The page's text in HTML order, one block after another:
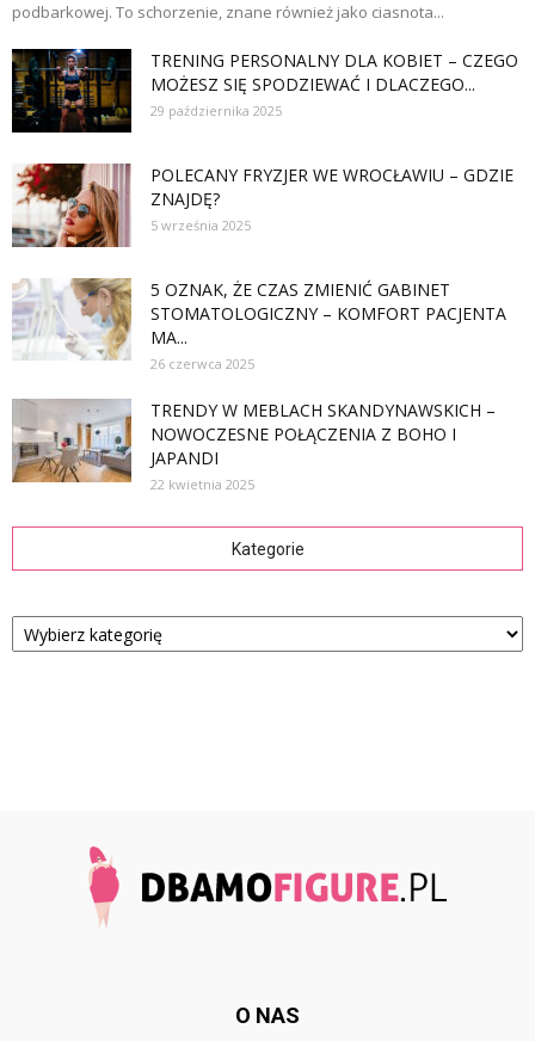
podbarkowej. To schorzenie, znane również jako ciasnota...
TRENING PERSONALNY DLA KOBIET – CZEGO
MOŻESZ SIĘ SPODZIEWAĆ I DLACZEGO...
29 października 2025
POLECANY FRYZJER WE WROCŁAWIU – GDZIE
ZNAJDĘ?
5 września 2025
5 OZNAK, ŻE CZAS ZMIENIĆ GABINET
STOMATOLOGICZNY – KOMFORT PACJENTA
MA...
26 czerwca 2025
TRENDY W MEBLACH SKANDYNAWSKICH –
NOWOCZESNE POŁĄCZENIA Z BOHO I
JAPANDI
22 kwietnia 2025
Kategorie
Kategorie
O NAS